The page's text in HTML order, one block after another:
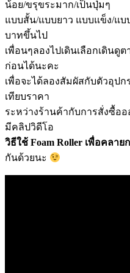
น้อย/ขรุขระมาก/เป็นปุ่มๆ
แบบสั้น/แบบยาว แบบแข็ง/แ
บาทขึ้นไป
เพื่อนๆลองไปเดินเลือกเดิน
ก่อนได้นะคะ
เพื่อจะได้ลองสัมผัสกับตัวอุป
เทียบราคา
ระหว่างร้านค้ากับการสั่งซื้อ
มีคลิปวิดีโอ
วิธีใช้ Foam Roller เพื่อคลาย
กันด้วยนะ